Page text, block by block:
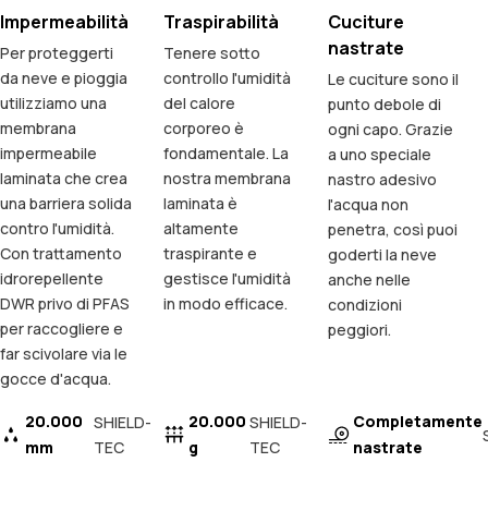
Impermeabilità
Per proteggerti
da neve e pioggia
utilizziamo una
membrana
impermeabile
laminata che crea
una barriera solida
contro l'umidità.
Con trattamento
idrorepellente
DWR privo di PFAS
per raccogliere e
far scivolare via le
gocce d'acqua.
20.000
mm
SHIELD-
TEC
Traspirabilità
Tenere sotto
controllo l'umidità
del calore
corporeo è
fondamentale. La
nostra membrana
laminata è
altamente
traspirante e
gestisce l'umidità
in modo efficace.
20.000
g
SHIELD-
TEC
Cuciture
nastrate
Le cuciture sono il
punto debole di
ogni capo. Grazie
a uno speciale
nastro adesivo
l'acqua non
penetra, così puoi
goderti la neve
anche nelle
condizioni
peggiori.
Completamente
nastrate